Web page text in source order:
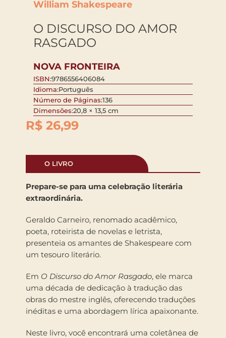
William Shakespeare
O DISCURSO DO AMOR
RASGADO
NOVA FRONTEIRA
ISBN:9786556406084
Idioma:Português
Número de Páginas:136
Dimensões:20,8 × 13,5 cm
R$ 26,99
O LIVRO
Prepare-se para uma celebração literária
extraordinária.
Geraldo Carneiro, renomado acadêmico,
poeta, roteirista de novelas e letrista,
presenteia os amantes de Shakespeare com
um tesouro literário.
Em O Discurso do Amor Rasgado, ele marca
uma década de dedicação à tradução das
obras do mestre inglês, oferecendo traduções
inéditas e uma abordagem lírica apaixonante.
Neste livro, você encontrará uma coletânea de